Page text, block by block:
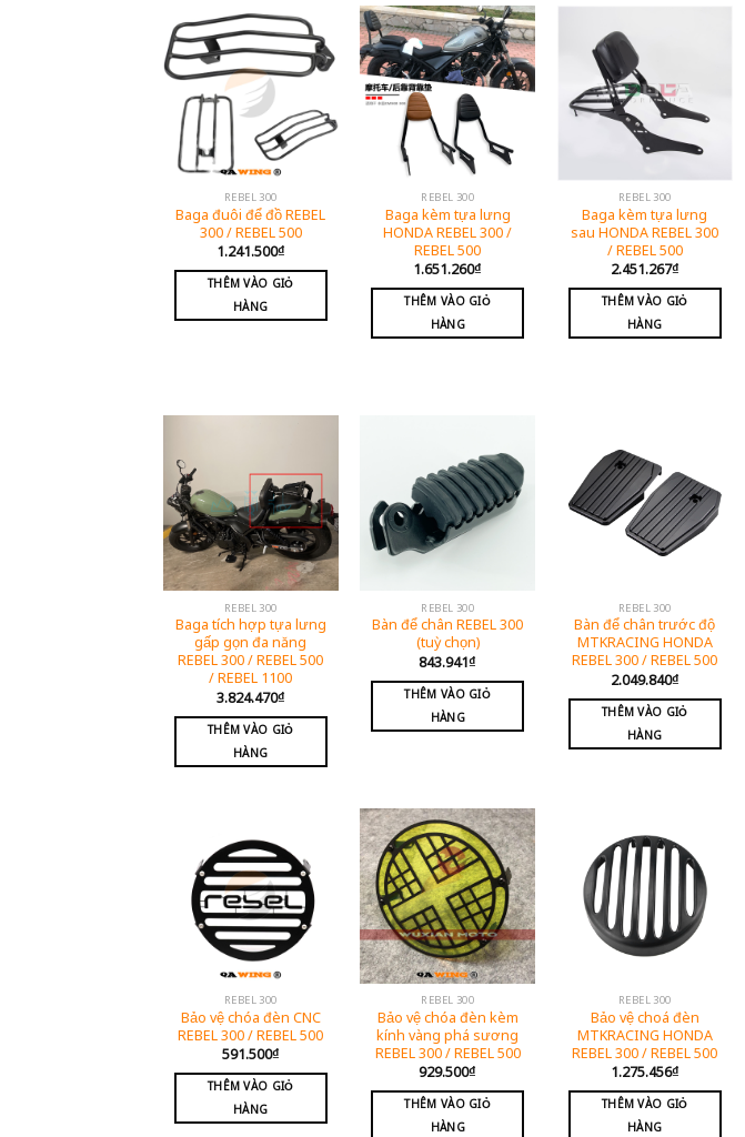
REBEL 300
Baga đuôi để đồ REBEL
300 / REBEL 500
1.241.500₫
THÊM VÀO GIỎ
HÀNG
REBEL 300
Baga kèm tựa lưng
HONDA REBEL 300 /
REBEL 500
1.651.260₫
THÊM VÀO GIỎ
HÀNG
REBEL 300
Baga kèm tựa lưng
sau HONDA REBEL 300
/ REBEL 500
2.451.267₫
THÊM VÀO GIỎ
HÀNG
REBEL 300
Baga tích hợp tựa lưng
gấp gọn đa năng
REBEL 300 / REBEL 500
/ REBEL 1100
3.824.470₫
THÊM VÀO GIỎ
HÀNG
REBEL 300
Bàn để chân REBEL 300
(tuỳ chọn)
843.941₫
THÊM VÀO GIỎ
HÀNG
REBEL 300
Bàn để chân trước độ
MTKRACING HONDA
REBEL 300 / REBEL 500
2.049.840₫
THÊM VÀO GIỎ
HÀNG
REBEL 300
Bảo vệ chóa đèn CNC
REBEL 300 / REBEL 500
591.500₫
THÊM VÀO GIỎ
HÀNG
REBEL 300
Bảo vệ chóa đèn kèm
kính vàng phá sương
REBEL 300 / REBEL 500
929.500₫
THÊM VÀO GIỎ
HÀNG
REBEL 300
Bảo vệ choá đèn
MTKRACING HONDA
REBEL 300 / REBEL 500
1.275.456₫
THÊM VÀO GIỎ
HÀNG